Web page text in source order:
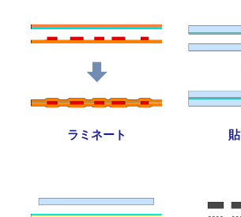
ラミネート